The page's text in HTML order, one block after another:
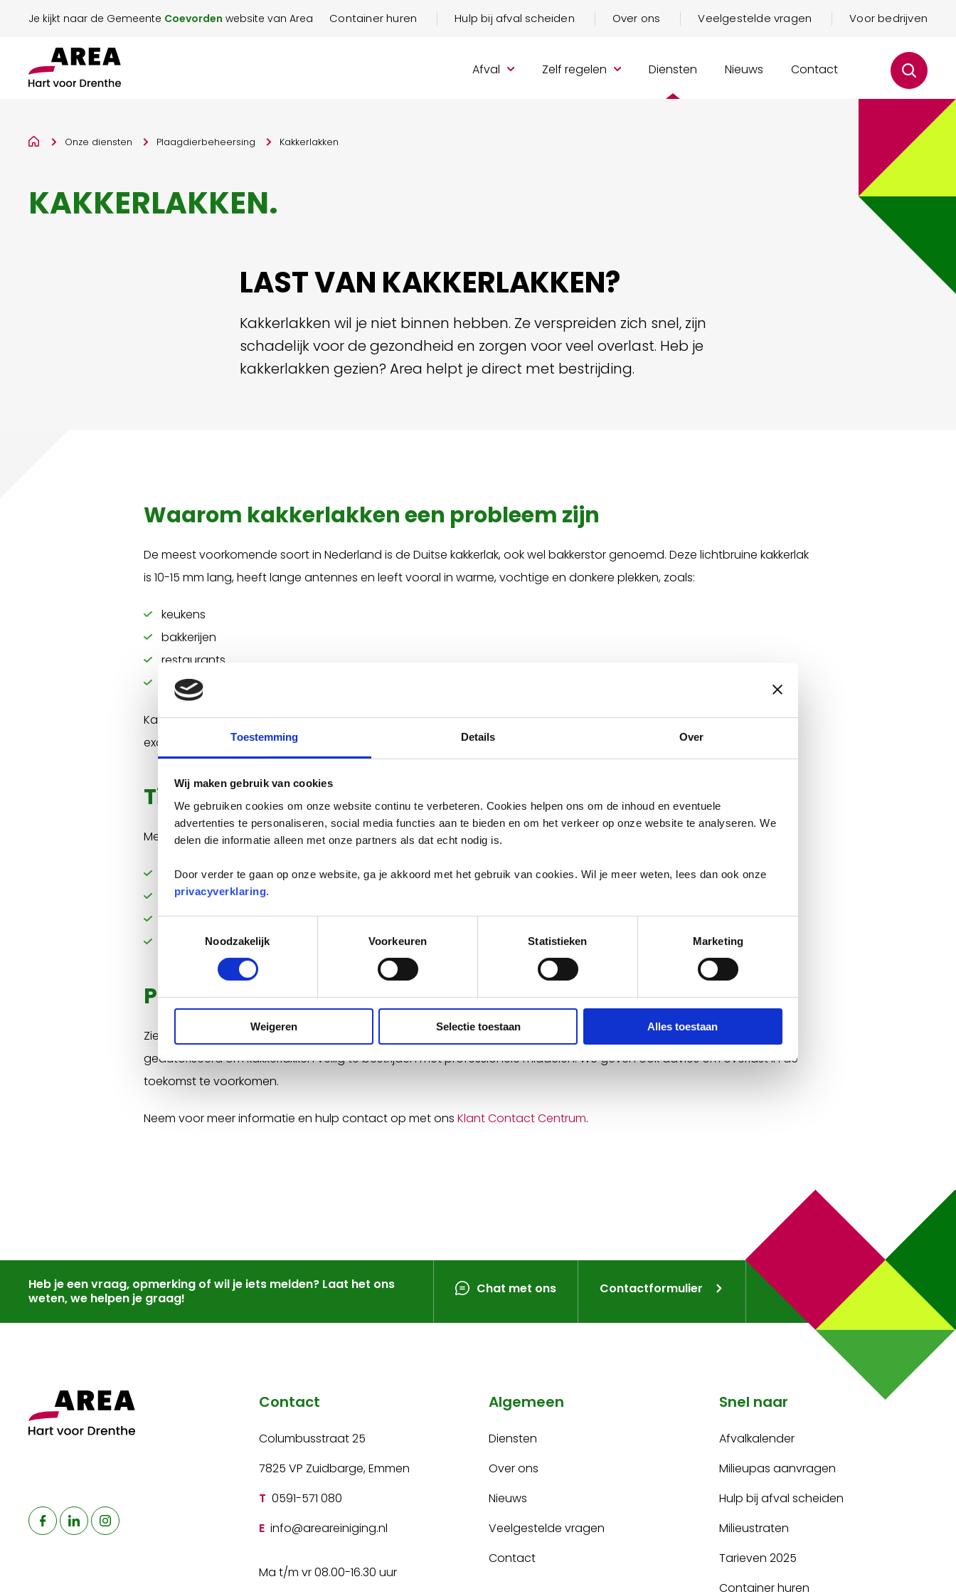
Toestemming Details Over
Wij maken gebruik van cookies
We gebruiken cookies om onze website continu te verbeteren. Cookies helpen ons om de inhoud en eventuele
advertenties te personaliseren, social media functies aan te bieden en om het verkeer op onze website te analyseren. We
delen die informatie alleen met onze partners als dat echt nodig is.
Door verder te gaan op onze website, ga je akkoord met het gebruik van cookies. Wil je meer weten, lees dan ook onze
privacyverklaring.
Noodzakelijk
Voorkeuren Statistieken Marketing
Weigeren Selectie toestaan Alles toestaan
Je kijkt naar de Gemeente Coevorden website van Area Container huren Hulp bij afval scheiden Over ons Veelgestelde vragen Voor bedrijven
Afval Zelf regelen Diensten Nieuws Contact
Onze diensten Plaagdierbeheersing Kakkerlakken
KAKKERLAKKEN.
LAST VAN KAKKERLAKKEN?
Kakkerlakken wil je niet binnen hebben. Ze verspreiden zich snel, zijn
schadelijk voor de gezondheid en zorgen voor veel overlast. Heb je
kakkerlakken gezien? Area helpt je direct met bestrijding.
Waarom kakkerlakken een probleem zijn
De meest voorkomende soort in Nederland is de Duitse kakkerlak, ook wel bakkerstor genoemd. Deze lichtbruine kakkerlak
is 10-15 mm lang, heeft lange antennes en leeft vooral in warme, vochtige en donkere plekken, zoals:
keukens
bakkerijen
restaurants
schepen
Kakkerlakken zijn alleseters en verspreiden zich makkelijk via bagage, verpakkingen, gebruikte spullen of voedsel (zoals
exotische noten).
Tips om kakkerlakken te voorkomen
Met deze maatregelen verklein je de kans op kakkerlakkenoverlast:
Ventileer goed:houd de temperatuur laag (onder de 25 °C).
Voedsel afsluiten:bewaar eten en afval in goed afgesloten bakken.
Schoonmaken:maak de keuken en voorraadruimtes regelmatig grondig schoon.
Kieren dichten:sluit naden, kieren en openingen rond leidingen af.
Professionele hulp bij kakkerlakken
Zie je een kakkerlak? Dan is snelle actie nodig om een plaag te voorkomen. Onze plaagdierbestrijders zijn opgeleid en
geautoriseerd om kakkerlakken veilig te bestrijden met professionele middelen. We geven ook advies om overlast in de
toekomst te voorkomen.
Neem voor meer informatie en hulp contact op met ons Klant Contact Centrum.
Heb je een vraag, opmerking of wil je iets melden? Laat het ons
weten, we helpen je graag!
Chat met ons Contactformulier
Contact
Columbusstraat 25
7825 VP Zuidbarge, Emmen
T 0591-571 080
E info@areareiniging.nl
Ma t/m vr 08.00-16.30 uur
Algemeen
Diensten
Over ons
Nieuws
Veelgestelde vragen
Contact
Snel naar
Afvalkalender
Milieupas aanvragen
Hulp bij afval scheiden
Milieustraten
Tarieven 2025
Container huren